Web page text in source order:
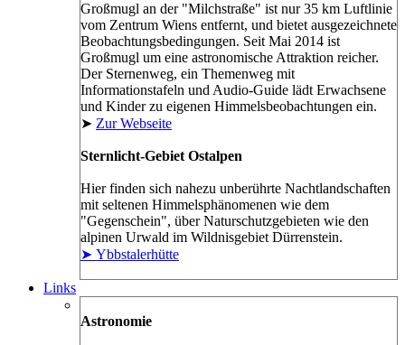
Großmugl an der "Milchstraße" ist nur 35 km Luftlinie
vom Zentrum Wiens entfernt, und bietet ausgezeichnete
Beobachtungsbedingungen. Seit Mai 2014 ist
Großmugl um eine astronomische Attraktion reicher.
Der Sternenweg, ein Themenweg mit
Informationstafeln und Audio-Guide lädt Erwachsene
und Kinder zu eigenen Himmelsbeobachtungen ein.
➤ Zur Webseite
Sternlicht-Gebiet Ostalpen
Hier finden sich nahezu unberührte Nachtlandschaften
mit seltenen Himmelsphänomenen wie dem
"Gegenschein", über Naturschutzgebieten wie den
alpinen Urwald im Wildnisgebiet Dürrenstein.
➤ Ybbstalerhütte
Links
Astronomie